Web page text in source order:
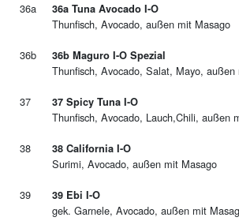
36a 36a Tuna Avocado I-O
Thunfisch, Avocado, außen mit Masago
36b 36b Maguro I-O Spezial
Thunfisch, Avocado, Salat, Mayo,
37 37 Spicy Tuna I-O
Thunfisch, Avocado, Lauch,Chili, außen
38 38 California I-O
Surimi, Avocado, außen mit Masago
39 39 Ebi I-O
gek. Garnele, Avocado, außen mit